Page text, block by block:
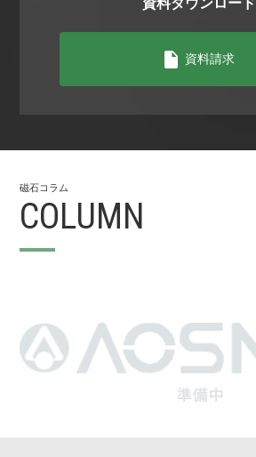
資料請求
磁⽯コラム
COLUMN